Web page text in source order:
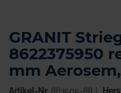
GRANIT
8622375950
mm
Artikel-Nr. 863505-88